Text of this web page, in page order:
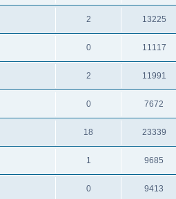
2 13225
0 11117
2 11991
0 7672
18 23339
1 9685
0 9413